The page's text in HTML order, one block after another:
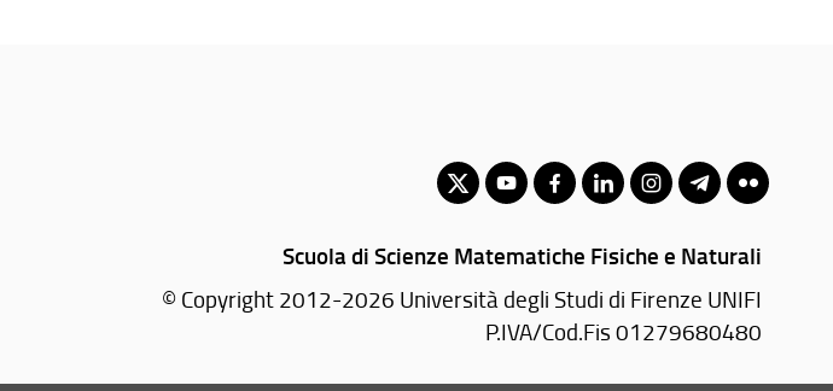
Scuola di Scienze Matematiche Fisiche e Naturali
© Copyright 2012-2026 Università degli Studi di Firenze UNIFI
P.IVA/Cod.Fis 01279680480